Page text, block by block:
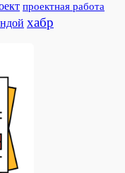
проектная работа
хабр